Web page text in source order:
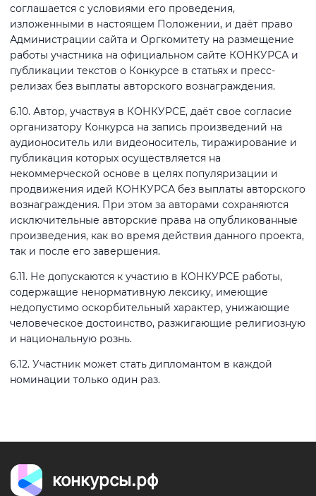
соглашается с условиями его проведения,
изложенными в настоящем Положении, и даёт право
Администрации сайта и Оргкомитету на размещение
работы участника на официальном сайте КОНКУРСА и
публикации текстов о Конкурсе в статьях и пресс-
релизах без выплаты авторского вознаграждения.
6.10. Автор, участвуя в КОНКУРСЕ, даёт свое согласие
организатору Конкурса на запись произведений на
аудионоситель или видеоноситель, тиражирование и
публикация которых осуществляется на
некоммерческой основе в целях популяризации и
продвижения идей КОНКУРСА без выплаты авторского
вознаграждения. При этом за авторами сохраняются
исключительные авторские права на опубликованные
произведения, как во время действия данного проекта,
так и после его завершения.
6.11. Не допускаются к участию в КОНКУРСЕ работы,
содержащие ненормативную лексику, имеющие
недопустимо оскорбительный характер, унижающие
человеческое достоинство, разжигающие религиозную
и национальную рознь.
6.12. Участник может стать дипломантом в каждой
номинации только один раз.
конкурсы.рф